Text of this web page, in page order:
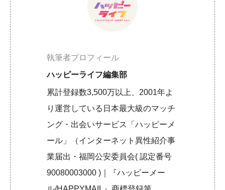
執筆者プロフィール
ハッピーライフ編集部
累計登録数3,500万以上、2001年よ
り運営している日本最大級のマッチ
ング・出会いサービス「ハッピーメ
ール」（インターネット異性紹介事
業届出・福岡公安委員会( 認定番号
90080003000 )｜『ハッピーメー